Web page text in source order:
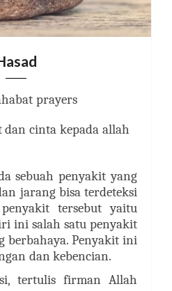
prayers
dan cinta kepada allah
sebuah penyakit yang
jarang bisa terdeteksi
tersebut yaitu
ini salah satu penyakit
berbahaya. Penyakit ini
dan kebencian.
tertulis firman Allah